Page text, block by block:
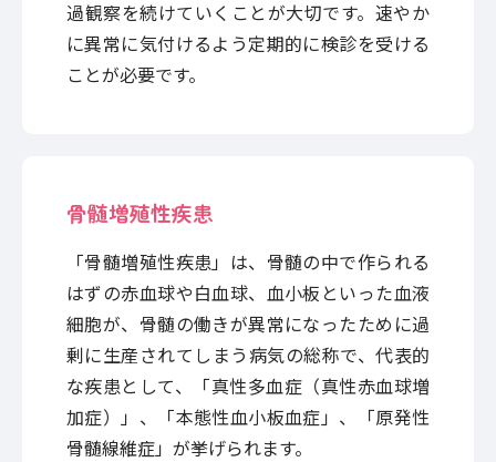
過観察を続けていくことが大切です。速やか
に異常に気付けるよう定期的に検診を受ける
ことが必要です。
骨髄増殖性疾患
「骨髄増殖性疾患」は、骨髄の中で作られる
はずの赤血球や白血球、血小板といった血液
細胞が、骨髄の働きが異常になったために過
剰に生産されてしまう病気の総称で、代表的
な疾患として、「真性多血症（真性赤血球増
加症）」、「本態性血小板血症」、「原発性
骨髄線維症」が挙げられます。